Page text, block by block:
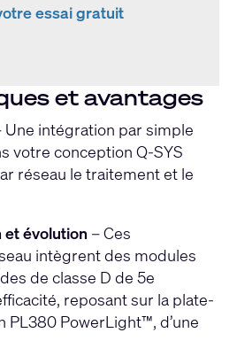
essai gratuit
et avantages
Une intégration par simple
votre conception Q-SYS
réseau le traitement et le
et évolution – Ces
intègrent des modules
de classe D de 5e
reposant sur la plate-
PL380 PowerLight™, d’une